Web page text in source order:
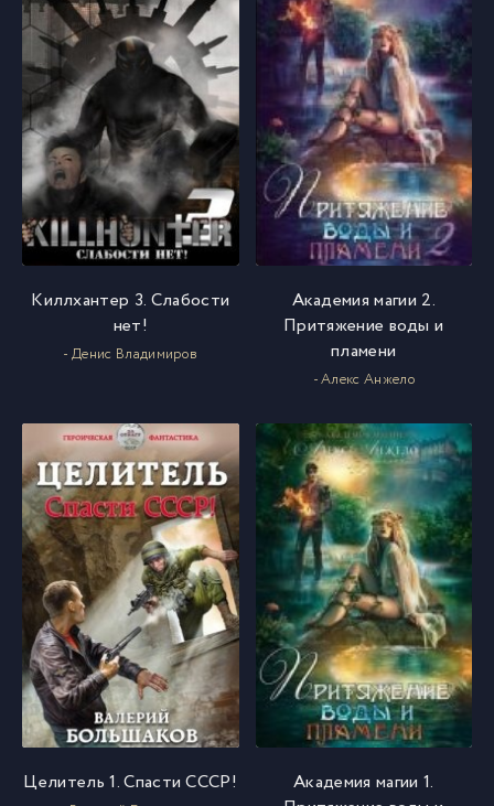
Киллхантер 3. Слабости
нет!
- Денис Владимиров
Академия магии 2.
Притяжение воды и
пламени
- Алекс Анжело
Целитель 1. Спасти СССР!
Академия магии 1.